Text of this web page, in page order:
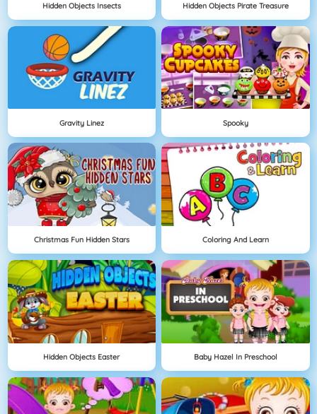
Hidden Objects Insects Hidden Objects Pirate Treasure
Gravity Linez Spooky
Christmas Fun Hidden Stars Coloring And Learn
Hidden Objects Easter Baby Hazel In Preschool